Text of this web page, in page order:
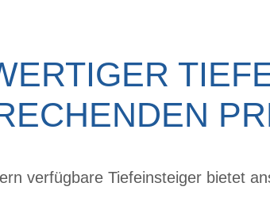
verfügbare Tiefeinsteiger bietet